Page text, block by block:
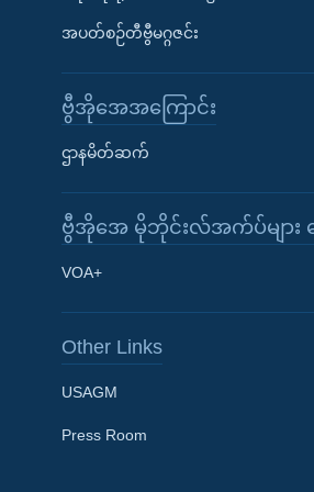
Learning English
ဘာသာစကားများ
အပတ်စဉ်တီဗွီမဂ္ဂဇင်း
ဗွီအိုအေအကြောင်း
ဌာနမိတ်ဆက်
ဗွီအိုအေ မိုဘိုင်းလ်အက်ပ်များ
VOA+
Other Links
USAGM
Press Room